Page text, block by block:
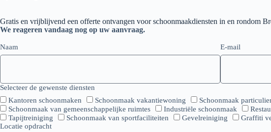
Gratis en vrijblijvend een offerte ontvangen voor schoonmaakdiensten in en rondom
We reageren vandaag nog op uw aanvraag.
Naam E-mail
Selecteer de gewenste diensten
Kantoren schoonmaken
Schoonmaak vakantiewoning Schoonmaak
Schoonmaak van gemeenschappelijke ruimtes
Industriële schoonmaak
Tapijtreiniging
Schoonmaak van sportfaciliteiten Gevelreiniging Graffiti
Locatie opdracht